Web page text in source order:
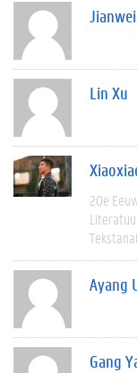
Lin Xu
20e
Ayang
Gang